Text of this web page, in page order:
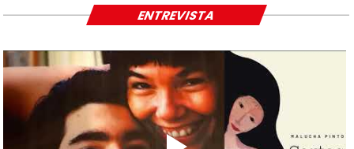
ENTREVISTA